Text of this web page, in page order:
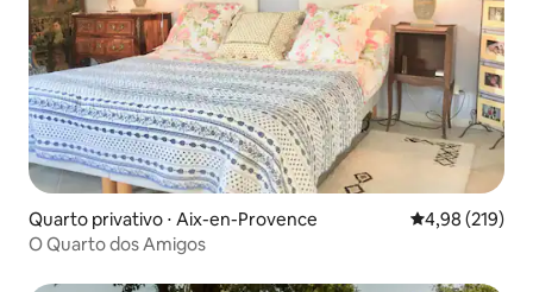
Quarto privativo ⋅ Aix-en-Provence 4,98 de uma
4,98 (219)
O Quarto dos Amigos